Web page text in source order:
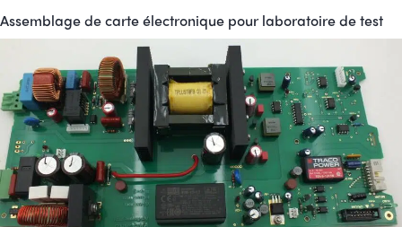
Assemblage de carte électronique pour laboratoire de test